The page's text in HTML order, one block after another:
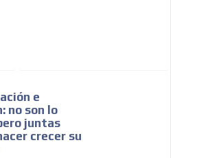
e
no son lo
juntas
crecer su